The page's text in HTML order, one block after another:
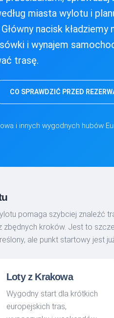
miasta wylotu i
nacisk kładziemy
i wynajem
trasę.
CO SPRAWDZIĆ PRZED
i innych wygodnych hubów
pomaga szybciej znaleźć
kroków. Jest to
ale punkt startowy jest
Loty z Krakowa
Wygodny start dla krótkich
europejskich tras,